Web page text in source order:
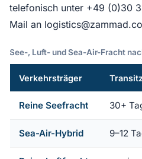
telefonisch unter +49 (0)30
Mail an
See-, Luft- und Sea-Air-Fracht
Verkehrsträger
Reine Seefracht 30+
Sea-Air-Hybrid 9–12